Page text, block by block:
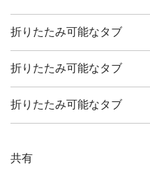
折りたたみ可能なタブ
折りたたみ可能なタブ
折りたたみ可能なタブ
共有